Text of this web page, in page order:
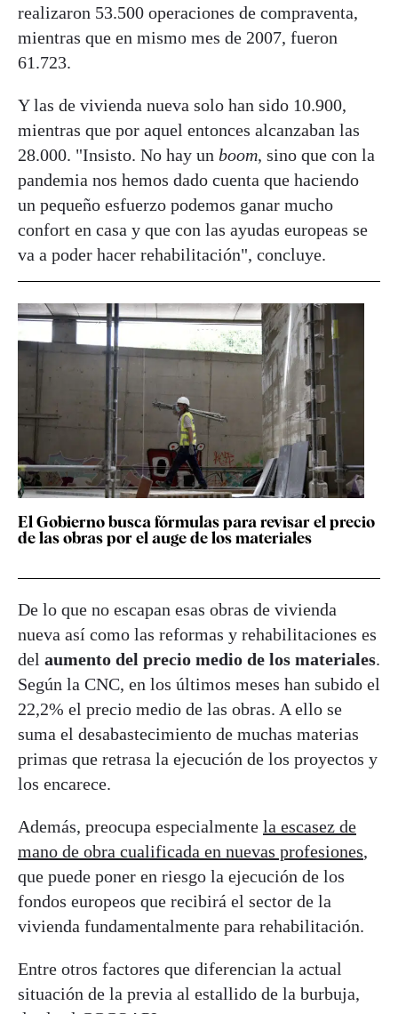
realizaron 53.500 operaciones de compraventa,
mientras que en mismo mes de 2007, fueron
61.723.
Y las de vivienda nueva solo han sido 10.900,
mientras que por aquel entonces alcanzaban las
28.000. "Insisto. No hay un boom, sino que con la
pandemia nos hemos dado cuenta que haciendo
un pequeño esfuerzo podemos ganar mucho
confort en casa y que con las ayudas europeas se
va a poder hacer rehabilitación", concluye.
El Gobierno busca fórmulas para revisar el precio
de las obras por el auge de los materiales
De lo que no escapan esas obras de vivienda
nueva así como las reformas y rehabilitaciones es
del aumento del precio medio de los materiales.
Según la CNC, en los últimos meses han subido el
22,2% el precio medio de las obras. A ello se
suma el desabastecimiento de muchas materias
primas que retrasa la ejecución de los proyectos y
los encarece.
Además, preocupa especialmente la escasez de
mano de obra cualificada en nuevas profesiones,
que puede poner en riesgo la ejecución de los
fondos europeos que recibirá el sector de la
vivienda fundamentalmente para rehabilitación.
Entre otros factores que diferencian la actual
situación de la previa al estallido de la burbuja,